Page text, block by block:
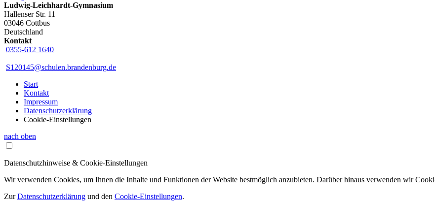
Ludwig-Leichhardt-Gymnasium
Hallenser Str. 11
03046 Cottbus
Deutschland
Kontakt
0355-612 1640
S120145@schulen.brandenburg.de
Start
Kontakt
Impressum
Datenschutzerklärung
Cookie-Einstellungen
nach oben
Datenschutzhinweise & Cookie-Einstellungen
Wir verwenden Cookies, um Ihnen die Inhalte und Funktionen der Website bestmöglich anzubieten. Darüber hinaus verwenden wir
ZurDatenschutzerklärung und den Cookie-Einstellungen.